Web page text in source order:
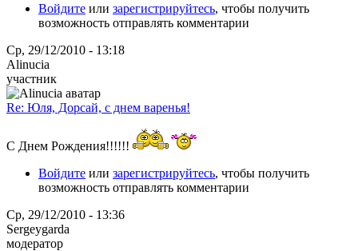
Войдите или зарегистрируйтесь, чтобы получить
возможность отправлять комментарии
Ср, 29/12/2010 - 13:18
Alinucia
участник
Re: Юля, Дорсай, с днем варенья!
С Днем Рождения!!!!!!
Войдите или зарегистрируйтесь, чтобы получить
возможность отправлять комментарии
Ср, 29/12/2010 - 13:36
Sergeygarda
модератор